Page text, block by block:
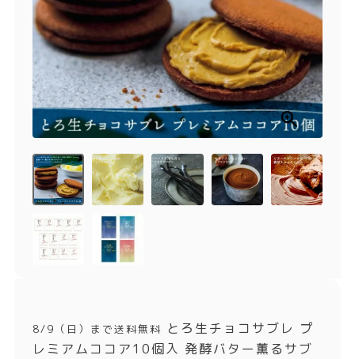
とろ生 まとめ買いお得
セット
お中元
紅茶toroaTea
焼き菓子
メルマガ会員様限定
濃抹茶とろ生ガトーシ
ョコラ
とろ生シュー
クッキー缶
紅茶toroaTeaギフト
お誕生日セット
手さげ袋
季節限定
¥2,000〜¥3,999
〜¥1,999
8/9（日）まで送料無料 とろ生チョコサブレ プ
レミアムココア10個入 発酵バター薫るサブ